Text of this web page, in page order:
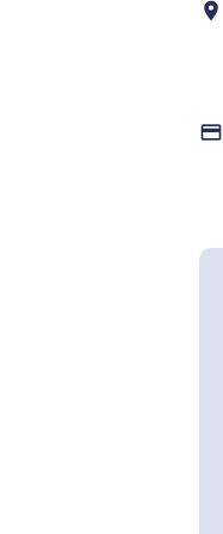
place
credit_card